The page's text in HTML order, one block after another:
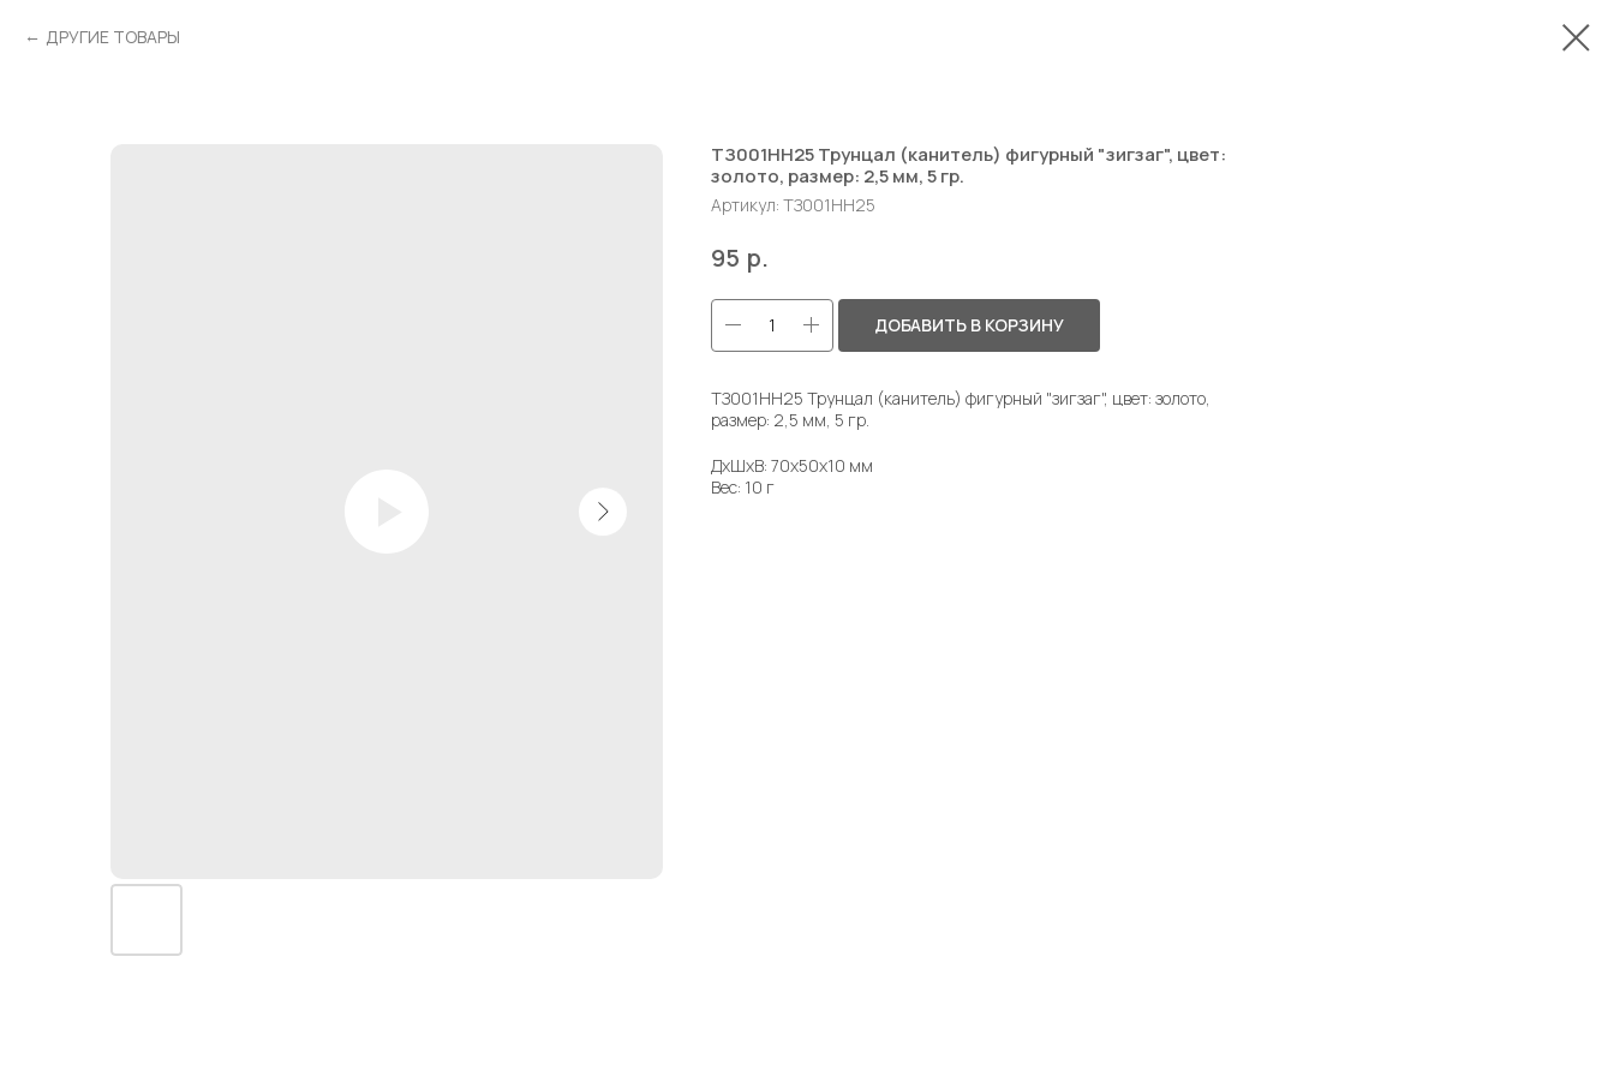
ДРУГИЕ ТОВАРЫ
ТЗ001НН25 Трунцал (канитель) фигурный "зигзаг", цвет:
золото, размер: 2,5 мм, 5 гр.
Артикул: ТЗ001НН25
95 р.
ДОБАВИТЬ В КОРЗИНУ
ТЗ001НН25 Трунцал (канитель) фигурный "зигзаг", цвет: золото,
размер: 2,5 мм, 5 гр.
ДxШxВ: 70x50x10 мм
Вес: 10 г